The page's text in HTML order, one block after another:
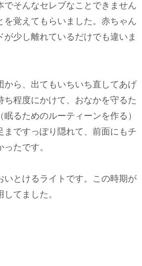
そんなセレブなことできません
覚えてもらいました。赤ちゃん
少し離れているだけでも違いま
から、出てもいちいち直してあげ
程度にかけて、おなかを守るた
るためのルーティーンを作る）
ですっぽり隠れて、前面にもチ
たです。
いとけるライトです。この時期が
てました。